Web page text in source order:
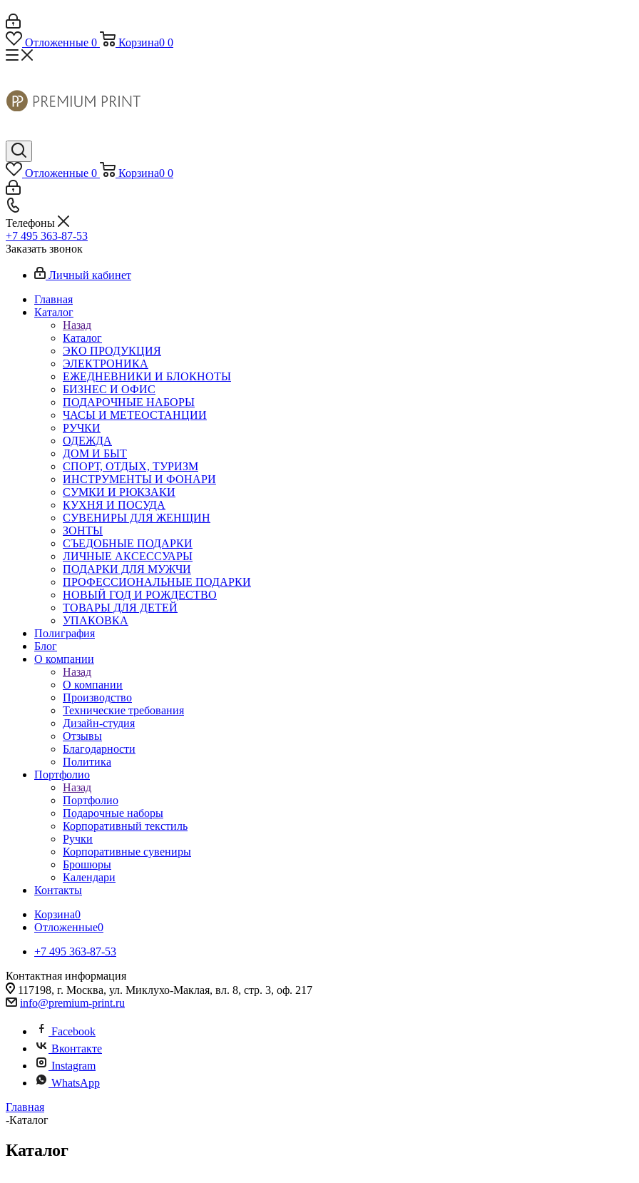
Отложенные 0 Корзина0 0
Отложенные 0 Корзина0 0
Телефоны
+7 495 363-87-53
Заказать звонок
Личный кабинет
Главная
Каталог
Назад
Каталог
ЭКО ПРОДУКЦИЯ
ЭЛЕКТРОНИКА
ЕЖЕДНЕВНИКИ И БЛОКНОТЫ
БИЗНЕС И ОФИС
ПОДАРОЧНЫЕ НАБОРЫ
ЧАСЫ И МЕТЕОСТАНЦИИ
РУЧКИ
ОДЕЖДА
ДОМ И БЫТ
СПОРТ, ОТДЫХ, ТУРИЗМ
ИНСТРУМЕНТЫ И ФОНАРИ
СУМКИ И РЮКЗАКИ
КУХНЯ И ПОСУДА
СУВЕНИРЫ ДЛЯ ЖЕНЩИН
ЗОНТЫ
СЪЕДОБНЫЕ ПОДАРКИ
ЛИЧНЫЕ АКСЕССУАРЫ
ПОДАРКИ ДЛЯ МУЖЧИ
ПРОФЕССИОНАЛЬНЫЕ ПОДАРКИ
НОВЫЙ ГОД И РОЖДЕСТВО
ТОВАРЫ ДЛЯ ДЕТЕЙ
УПАКОВКА
Полиграфия
Блог
О компании
Назад
О компании
Производство
Технические требования
Дизайн-студия
Отзывы
Благодарности
Политика
Портфолио
Назад
Портфолио
Подарочные наборы
Корпоративный текстиль
Ручки
Корпоративные сувениры
Брошюры
Календари
Контакты
Корзина0
Отложенные0
+7 495 363-87-53
Контактная информация
117198, г. Москва, ул. Миклухо-Маклая, вл. 8, стр. 3, оф. 217
info@premium-print.ru
Facebook
Вконтакте
Instagram
WhatsApp
Главная
-Каталог
Каталог